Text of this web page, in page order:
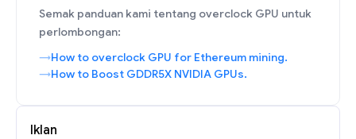
Semak panduan kami tentang overclock GPU untuk
perlombongan:
How to overclock GPU for Ethereum mining.
How to Boost GDDR5X NVIDIA GPUs.
Iklan